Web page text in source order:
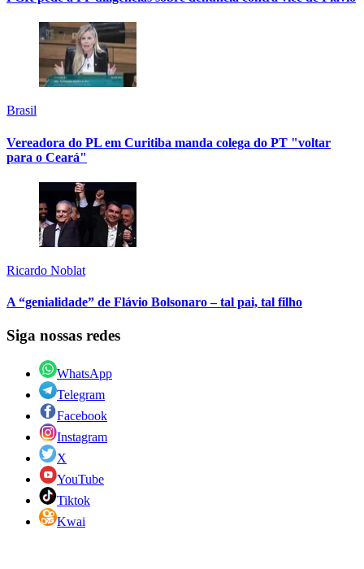
Brasil
Vereadora do PL em Curitiba manda colega do PT "voltar
para o Ceará"
Ricardo Noblat
A “genialidade” de Flávio Bolsonaro – tal pai, tal filho
Siga nossas redes
WhatsApp
Telegram
Facebook
Instagram
X
YouTube
Tiktok
Kwai